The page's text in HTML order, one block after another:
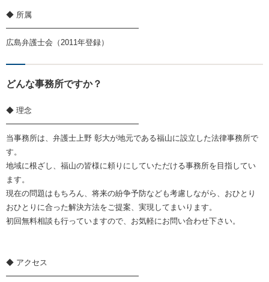
◆ 所属
━━━━━━━━━━━━━━━━━
広島弁護士会（2011年登録）
どんな事務所ですか？
◆ 理念
━━━━━━━━━━━━━━━━━
当事務所は、弁護士上野 彰大が地元である福山に設立した法律事務所で
す。
地域に根ざし、福山の皆様に頼りにしていただける事務所を目指してい
ます。
現在の問題はもちろん、将来の紛争予防なども考慮しながら、おひとり
おひとりに合った解決方法をご提案、実現してまいります。
初回無料相談も行っていますので、お気軽にお問い合わせ下さい。
◆ アクセス
━━━━━━━━━━━━━━━━━